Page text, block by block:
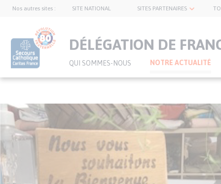
Aller
contenu
principal
Nos autres sites : SITE NATIONAL SITES PARTENAIRES
DÉLÉGATION DE
QUI SOMMES-NOUS NOTRE ACTUALITÉ
Visuel
bannière